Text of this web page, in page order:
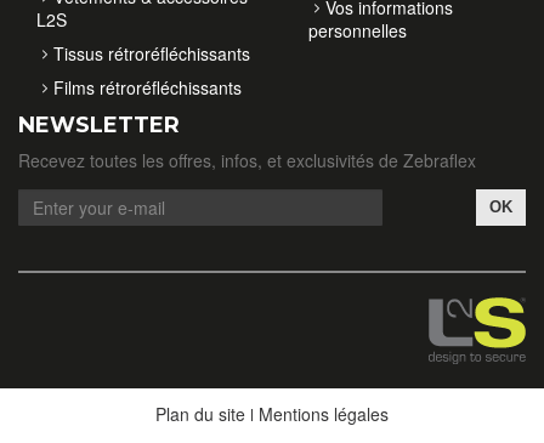
L2S
Tissus rétroréfléchissants
Films rétroréfléchissants
Vos informations
personnelles
NEWSLETTER
Recevez toutes les offres, infos, et exclusivités de Zebraflex
OK
Plan du site Mentions légales